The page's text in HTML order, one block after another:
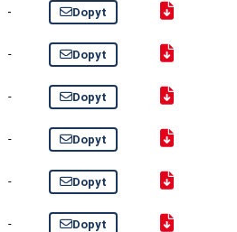
- Dopyt
- Dopyt
- Dopyt
- Dopyt
- Dopyt
- Dopyt